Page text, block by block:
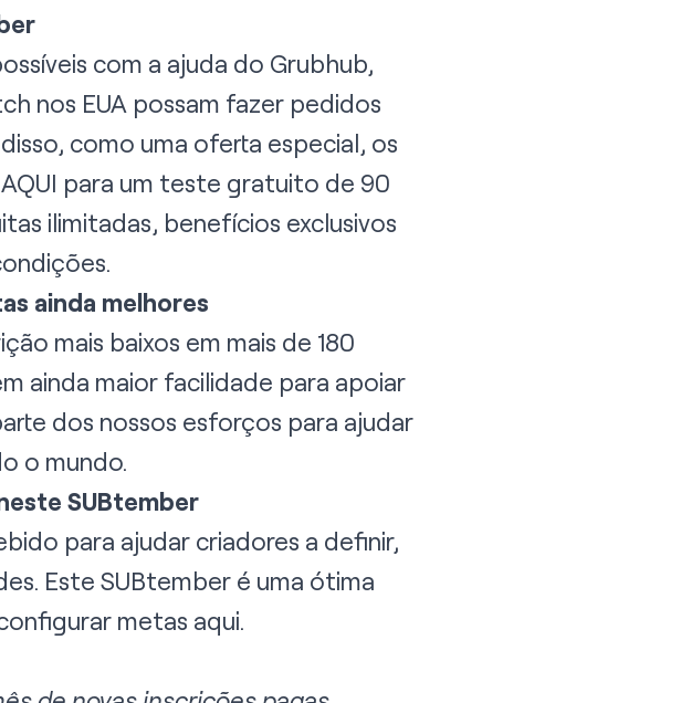
com a ajuda do Grubhub,
nos EUA possam fazer pedidos
como uma oferta especial, os
AQUI para um teste gratuito de 90
ilimitadas, benefícios exclusivos
ainda melhores
mais baixos em mais de 180
ainda maior facilidade para apoiar
dos nossos esforços para ajudar
o mundo.
SUBtember
para ajudar criadores a definir,
Este SUBtember é uma ótima
metas aqui.